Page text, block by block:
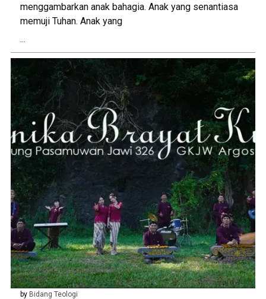
menggambarkan anak bahagia. Anak yang senantiasa
memuji Tuhan. Anak yang
...
by Bidang Teologi